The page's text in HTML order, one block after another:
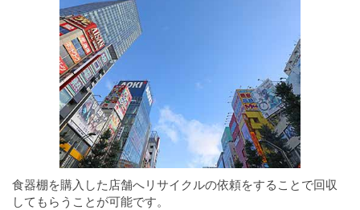
食器棚を購入した店舗へリサイクルの依頼をすることで回収
してもらうことが可能です。